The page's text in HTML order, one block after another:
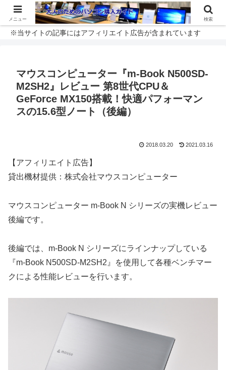
※当サイトの記事にはアフィリエイト広告が含まれています
マウスコンピューター『m-Book N500SD-
M2SH2』レビュー 第8世代CPU＆
GeForce MX150搭載！快適パフォーマン
スの15.6型ノート（後編）
2018.03.20 2021.03.16
【アフィリエイト広告】
貸出機材提供：株式会社マウスコンピューター
マウスコンピューター m-Book N シリーズの実機レビュー
後編です。
後編では、m-Book N シリーズにラインナップしている
『m-Book N500SD-M2SH2』を使用して各種ベンチマー
クによる性能レビューを行います。
メニュー 検索